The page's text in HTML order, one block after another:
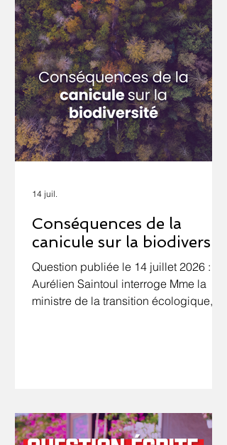
épisodes
Conséquences de la
canicule sur la biodiversité
Question publiée le 14 juillet 2026 : M.
Aurélien Saintoul interroge Mme la
ministre de la transition écologique, de
fin du mois de juin 2026 a rappelé que
le dérèglement climatique menace
14 juil.